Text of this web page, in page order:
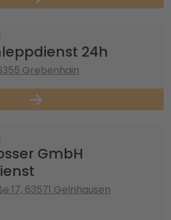
24h
Grebenhain
GmbH
17, 63571 Gelnhausen